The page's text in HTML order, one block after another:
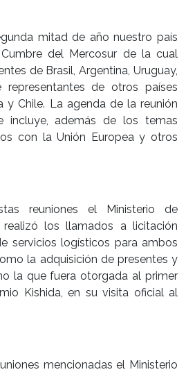
mitad de año nuestro país
del Mercosur de la cual
de Brasil, Argentina, Uruguay,
representantes de otros países
y Chile. La agenda de la reunión
incluye, además de los temas
con la Unión Europea y otros
reuniones el Ministerio de
realizó los llamados a licitación
servicios logísticos para ambos
la adquisición de presentes y
la que fuera otorgada al primer
Kishida, en su visita oficial al
mencionadas el Ministerio